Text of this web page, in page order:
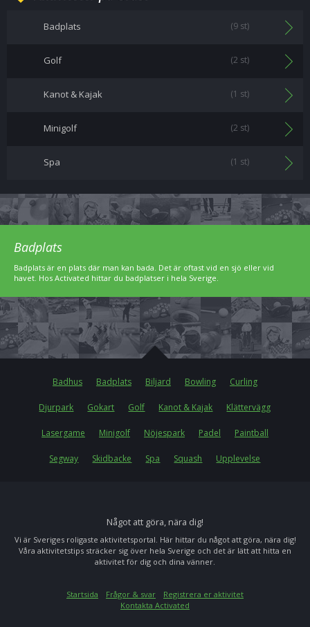
Badplats (9 st)
Golf (2 st)
Kanot & Kajak (1 st)
Minigolf (2 st)
Spa (1 st)
Badplats
Badplats är en plats där man kan bada. Det är oftast vid en sjö eller vid
havet. Hos Activated hittar du badplatser i hela Sverige.
Badhus Badplats Biljard Bowling Curling
Djurpark Gokart Golf Kanot & Kajak Klättervägg
Lasergame Minigolf Nöjespark Padel Paintball
Segway Skidbacke Spa Squash Upplevelse
Något att göra, nära dig!
Vi är Sveriges roligaste aktivitetsportal. Här hittar du något att göra, nära dig!
Våra aktivitetstips sträcker sig över hela Sverige och det är lätt att hitta en
aktivitet för dig och dina vänner.
Startsida Frågor & svar
Registrera er aktivitet
Kontakta Activated